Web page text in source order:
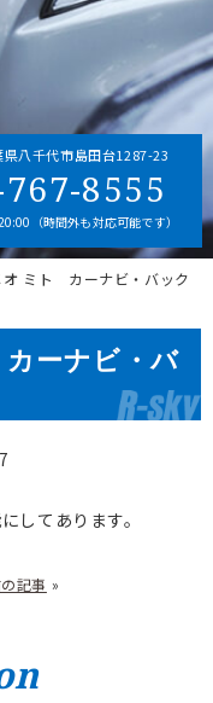
八千代市島田台1287-23
8555
（時間外も対応可能です）
オ ミト カーナビ・バック
ーナビ・バ
してあります。
記事 »